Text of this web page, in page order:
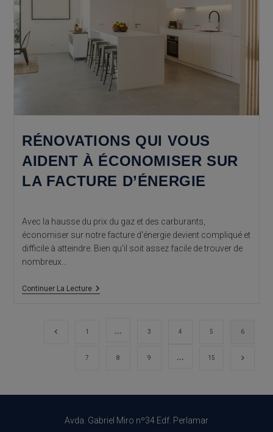
RÉNOVATIONS QUI VOUS
AIDENT À ÉCONOMISER SUR
LA FACTURE D’ÉNERGIE
Avec la hausse du prix du gaz et des carburants,
économiser sur notre facture d'énergie devient compliqué et
difficile à atteindre. Bien qu'il soit assez facile de trouver de
nombreux…
Continuer La LectureRénovations
Go to the previous page
1 … 3 4 5 6
7 8 9 … 15 Aller à
Avda. Gabriel Miro nº34 Edf. Perlamar